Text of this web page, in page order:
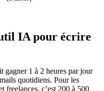
IA pour écrire
gagner 1 à 2 heures par jour
quotidiens. Pour les
freelances, c’est 200 à 500